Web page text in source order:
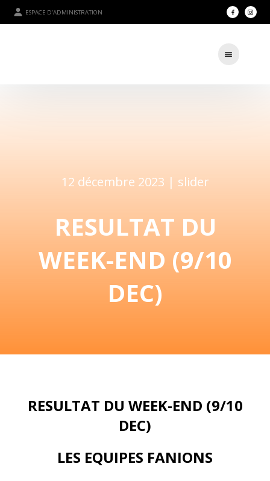
ESPACE D'ADMINISTRATION
12 décembre 2023 | slider
RESULTAT DU
WEEK-END (9/10
DEC)
RESULTAT DU WEEK-END (9/10
DEC)
LES EQUIPES FANIONS